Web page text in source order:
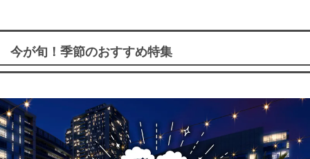
今が旬！季節のおすすめ特集